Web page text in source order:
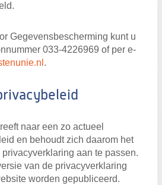
Gegevensbescherming kunt u
033-4226969 of per e-
.
naar een zo actueel
en behoudt zich daarom het
aan te passen.
van de privacyverklaring
worden gepubliceerd.